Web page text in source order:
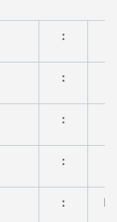
:
:
:
:
: